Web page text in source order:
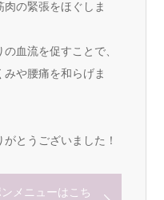
の緊張をほぐしま
血流を促すことで、
や腰痛を和らげま
とうございました！
メニューはこち